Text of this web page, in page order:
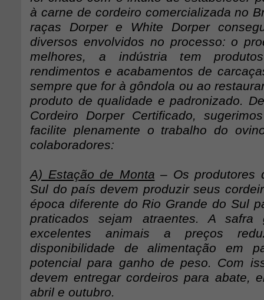
à carne de cordeiro comercializada no
raças Dorper e White Dorper
diversos envolvidos no processo: o
melhores, a indústria tem
rendimentos e acabamentos de
sempre que for à gôndola ou ao
produto de qualidade e padronizado.
Cordeiro Dorper Certificado,
facilite plenamente o trabalho do
colaboradores:
A) Estação de Monta – Os produtores
Sul do país devem produzir seus
época diferente do Rio Grande do Sul
praticados sejam atraentes. A safra
excelentes animais a preços
disponibilidade de alimentação em
potencial para ganho de peso. Com
devem entregar cordeiros para abate,
abril e outubro.